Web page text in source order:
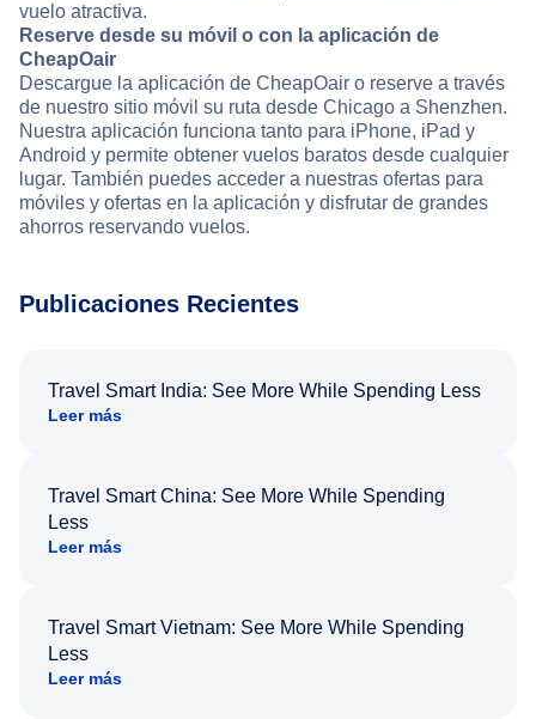
vuelo atractiva.
Reserve desde su móvil o con la aplicación de
CheapOair
Descargue la aplicación de CheapOair o reserve a través
de nuestro sitio móvil su ruta desde Chicago a Shenzhen.
Nuestra aplicación funciona tanto para iPhone, iPad y
Android y permite obtener vuelos baratos desde cualquier
lugar. También puedes acceder a nuestras ofertas para
móviles y ofertas en la aplicación y disfrutar de grandes
ahorros reservando vuelos.
Publicaciones Recientes
Travel Smart India: See More While Spending Less
Leer más
Travel Smart China: See More While Spending
Less
Leer más
Travel Smart Vietnam: See More While Spending
Less
Leer más